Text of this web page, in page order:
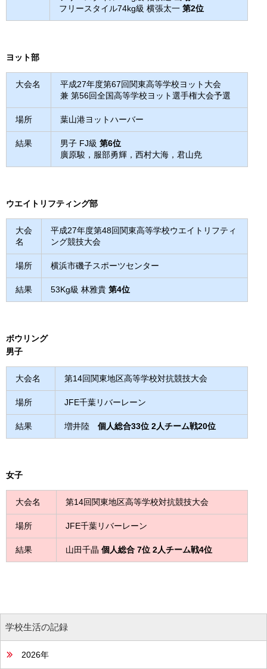
フリースタイル74kg級 横張太一 第2位
ヨット部
大会名
平成27年度第67回関東高等学校ヨット大会
兼 第56回全国高等学校ヨット選手権大会予選
場所 葉山港ヨットハーバー
結果 男子 FJ級 第6位
廣原駿，服部勇輝，西村大海，君山尭
ウエイトリフティング部
大会
名
平成27年度第48回関東高等学校ウエイトリフティ
ング競技大会
場所 横浜市磯子スポーツセンター
結果 53Kg級 林雅貴 第4位
ボウリング
男子
大会名 第14回関東地区高等学校対抗競技大会
場所 JFE千葉リバーレーン
結果 増井陸 個人総合33位 2人チーム戦20位
女子
大会名 第14回関東地区高等学校対抗競技大会
場所 JFE千葉リバーレーン
結果 山田千晶 個人総合 7位 2人チーム戦4位
学校生活の記録
2026年